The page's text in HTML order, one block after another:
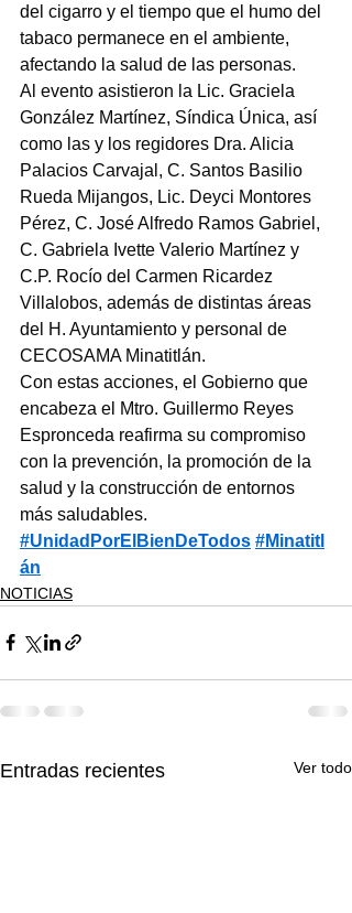
del cigarro y el tiempo que el humo del
tabaco permanece en el ambiente,
afectando la salud de las personas.
Al evento asistieron la Lic. Graciela
González Martínez, Síndica Única, así
como las y los regidores Dra. Alicia
Palacios Carvajal, C. Santos Basilio
Rueda Mijangos, Lic. Deyci Montores
Pérez, C. José Alfredo Ramos Gabriel,
C. Gabriela Ivette Valerio Martínez y
C.P. Rocío del Carmen Ricardez
Villalobos, además de distintas áreas
del H. Ayuntamiento y personal de
CECOSAMA Minatitlán.
Con estas acciones, el Gobierno que
encabeza el Mtro. Guillermo Reyes
Espronceda reafirma su compromiso
con la prevención, la promoción de la
salud y la construcción de entornos
más saludables.
#UnidadPorElBienDeTodos #Minatitl
án
NOTICIAS
Entradas recientes Ver todo